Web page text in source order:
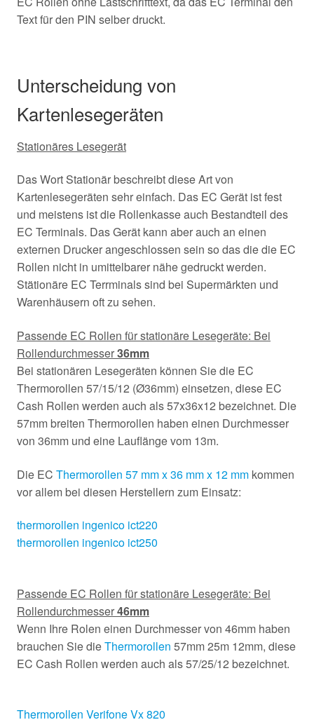
Text für den PIN selber druckt.
Unterscheidung von
Kartenlesegeräten
Stationäres Lesegerät
Das Wort Stationär beschreibt diese Art von
Kartenlesegeräten sehr einfach. Das EC Gerät ist fest
und meistens ist die Rollenkasse auch Bestandteil des
EC Terminals. Das Gerät kann aber auch an einen
externen Drucker angeschlossen sein so das die die EC
Rollen nicht in umittelbarer nähe gedruckt werden.
Stätionäre EC Terrminals sind bei Supermärkten und
Warenhäusern oft zu sehen.
Passende EC Rollen für stationäre Lesegeräte: Bei
Rollendurchmesser36mm
Bei stationären Lesegeräten können Sie die EC
Thermorollen 57/15/12 (Ø36mm) einsetzen, diese EC
Cash Rollen werden auch als 57x36x12 bezeichnet. Die
57mm breiten Thermorollen haben einen Durchmesser
von 36mm und eine Lauflänge vom 13m.
Die EC Thermorollen 57 mm x 36 mm x 12 mm kommen
vor allem bei diesen Herstellern zum Einsatz:
thermorollen ingenico ict220
thermorollen ingenico ict250
Passende EC Rollen für stationäre Lesegeräte: Bei
Rollendurchmesser46mm
Wenn Ihre Rolen einen Durchmesser von 46mm haben
brauchen Sie dieThermorollen 57mm 25m 12mm, diese
EC Cash Rollen werden auch als 57/25/12 bezeichnet.
Thermorollen Verifone Vx 820